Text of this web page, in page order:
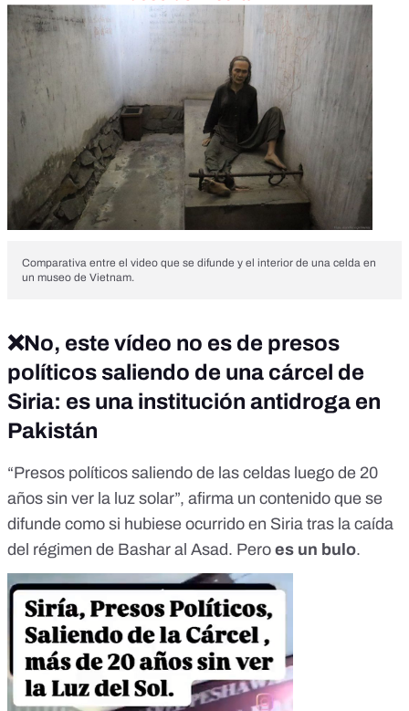
Comparativa entre el video que se difunde y el interior de una celda en
un museo de Vietnam.
❌No, este vídeo no es de presos
políticos saliendo de una cárcel de
Siria: es una institución antidroga en
Pakistán
“Presos políticos saliendo de las celdas luego de 20
años sin ver la luz solar”, afirma un contenido que se
difunde como si hubiese ocurrido en Siria tras la caída
del régimen de Bashar al Asad. Pero es un bulo.